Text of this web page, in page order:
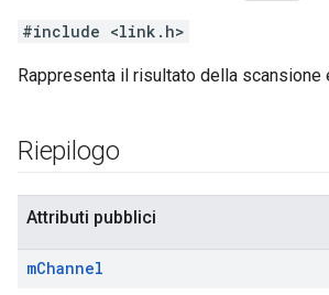
#include <link.h>
Rappresenta il risultato della scansione
Riepilogo
Attributi pubblici
mChannel